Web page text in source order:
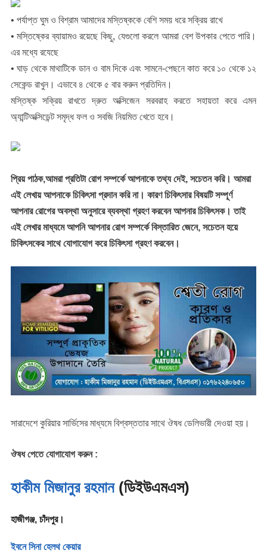
• পর্যাপ্ত ঘুম ও বিশ্রাম আমাদের মস্তিষ্ককে বেশি সময় ধরে সক্রিয় রাখে
• মস্তিষ্কের ব্যায়ামও রয়েছে কিছু, যেগুলো করলে আমরা বেশ উপকার পেতে পারি।
এর মধ্যে রযেছে
• ঘাড় থেকে মাথাটিকে ডান ও বাম দিকে এবং সামনে-পেছনে কাত করে ১০ থেকে ১২
সেকেন্ড রাখুন। এভাবে ৪ থেকে ৫ বার করুন প্রতিদিন।
মস্তিষ্ক সক্রিয় রাখতে দ্রুত অক্সিজেন সরবরাহ করতে সহায়তা করে এমন
অ্যান্টিঅক্সিডেন্ট সমৃদ্ধ ফল ও সবজি নিয়মিত খেতে হবে।
প্রিয় পাঠক,আমরা প্রতিটা রোগ সম্পর্কে আপনাকে তথ্য দেই, সচেতন করি। আমরা
এই লেখায় আপনাকে চিকিৎসা প্রদান করি না। কারণ চিকিৎসার বিষয়টি সম্পূর্ণ
আপনার রোগের অবস্থা অনুসারে ব্যবস্থা গ্রহণ করবেন আপনার চিকিৎসক। তাই
এই লেখার মাধ্যমে আপনি আপনার রোগ সম্পর্কে বিস্তারিত জেনে, সচেতন হয়ে
চিকিৎসকের সাথে যোগাযোগ করে চিকিৎসা গ্রহণ করবেন।
সারাদেশে কুরিয়ার সার্ভিসের মাধ্যমে বিশ্বস্ততার সাথে ঔষধ ডেলিভারী দেওয়া হয়।
ঔষধ পেতে যোগাযোগ করুন :
হাকীম মিজানুর রহমান(ডিইউএমএস)
হাজীগঞ্জ, চাঁদপুর।
ইবনে সিনা হেলথ কেয়ার